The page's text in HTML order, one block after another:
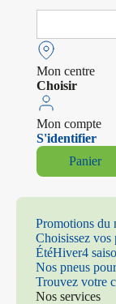
Search
Mon centre
Choisir
Mon compte
S'identifier
Panier
Promotions du
Choisissez vos
ÉtéHiver4
Nos pneus
Trouvez votre
Nos services